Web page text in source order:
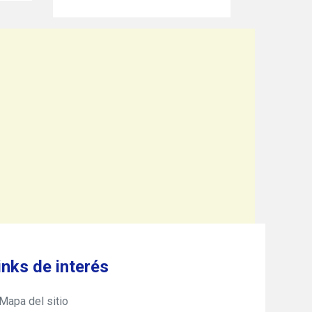
de interés
Mapa del sitio